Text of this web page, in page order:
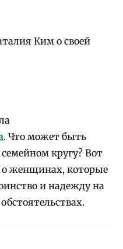
Ким о своей
. Что может быть
кругу? Вот
женщинах, которые
и надежду на